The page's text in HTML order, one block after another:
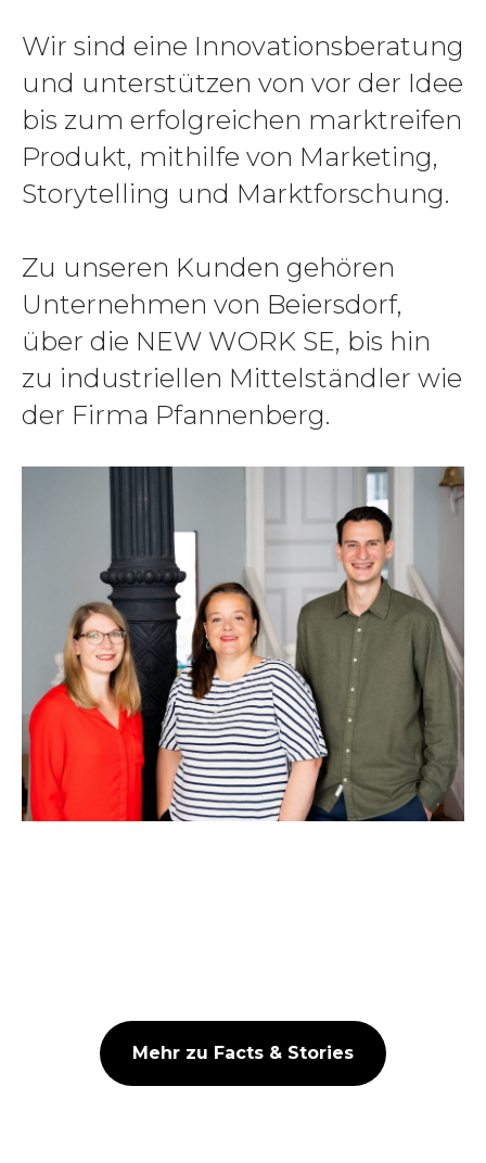
Wir sind eine Innovationsberatung
und unterstützen von vor der Idee
bis zum erfolgreichen marktreifen
Produkt, mithilfe von Marketing,
Storytelling und Marktforschung.
Zu unseren Kunden gehören
Unternehmen von Beiersdorf,
über die NEW WORK SE, bis hin
zu industriellen Mittelständler wie
der Firma Pfannenberg.
Mehr zu Facts & Stories